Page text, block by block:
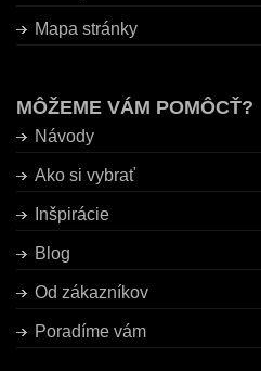
Mapa stránky
MÔŽEME VÁM POMÔCŤ?
Návody
Ako si vybrať
Inšpirácie
Blog
Od zákazníkov
Poradíme vám